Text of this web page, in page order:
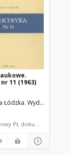
Informatyki i
dokument elektroniczny
11 (1963)
Łódzka. Wydział
zeszyt naukowy PŁ